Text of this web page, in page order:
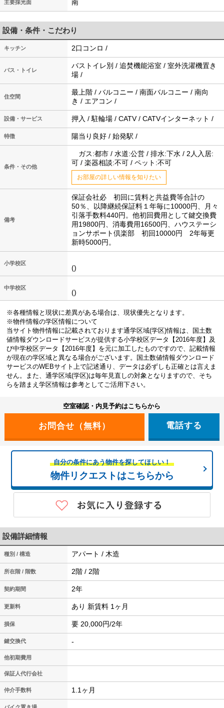
主要採光面 南
設備・条件・こだわり
キッチン 2口コンロ /
バス・トイレ
バストイレ別 / 追焚機能浴室 / 室外洗濯機置き
場 /
住空間
最上階 / バルコニー / 南面バルコニー / 南向
き / エアコン /
設備・サービス 押入 / 駐輪場 / CATV / CATVインターネット /
特徴 陽当り良好 / 始発駅 /
条件・その他
ガス:都市 / 水道:公営 / 排水:下水 / 2人入居:
可 / 楽器相談:不可 / ペット:不可
お部屋の詳しい情報を知りたい
備考
保証会社必 初回に賃料と共益費等合計の
50％、以降継続保証料１年毎に10000円、月々
引落手数料440円。他初回費用として鍵交換費
用19800円、消毒費用16500円、ハウステーシ
ョンサポート倶楽部 初回10000円 2年毎更
新時5000円。
小学校区
()
中学校区
()
※各種情報と現状に差異がある場合は、現状優先となります。
※物件情報の学区情報について
当サイト物件情報に記載されております通学区域(学区)情報は、国土数
値情報ダウンロードサービスが提供する小学校区データ【2016年度】及
び中学校区データ【2016年度】を元に加工したものですので、記載情報
が現在の学区域と異なる場合がございます。国土数値情報ダウンロード
サービスのWEBサイト上で記述通り、データは必ずしも正確とは言えま
せん。また、通学区域(学区)は毎年見直しの対象となりますので、そち
らを踏まえ学区情報は参考としてご活用下さい。
空室確認・内見予約はこちらから
電話する
自分の条件にあう物件を探してほしい！
物件リクエストはこちらから
設備詳細情報
種別 / 構造 アパート / 木造
所在階 / 階数 2階 / 2階
契約期間 2年
更新料 あり 新賃料 1ヶ月
損保 要 20,000円/2年
鍵交換代 -
他初期費用
保証人代行会社
仲介手数料 1.1ヶ月